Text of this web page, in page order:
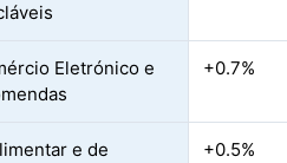
Eletrónico e
+0.7%
e de
+0.5%